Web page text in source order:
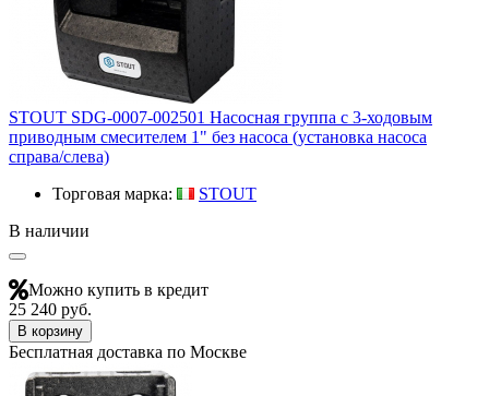
STOUT SDG-0007-002501 Насосная группа с 3-ходовым
приводным смесителем 1" без насоса (установка насоса
справа/слева)
Торговая марка:
STOUT
В наличии
Можно купить в кредит
25 240 руб.
В корзину
Бесплатная доставка по Москве